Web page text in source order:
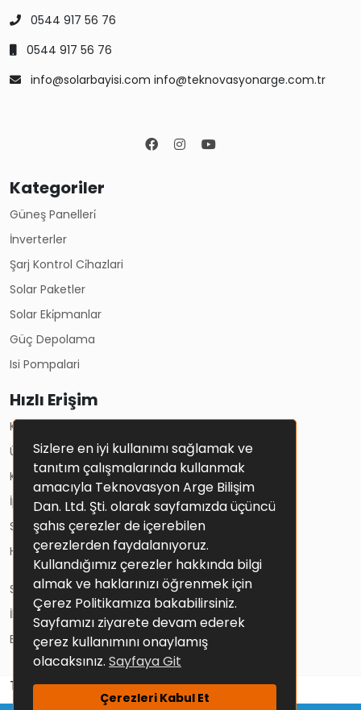
Sizlere en iyi kullanımı sağlamak ve
tanıtım çalışmalarında kullanmak
amacıyla Teknovasyon Arge Bilişim
Dan. Ltd. Şti. olarak sayfamızda üçüncü
şahıs çerezler de içerebilen
çerezlerden faydalanıyoruz.
Kullandığımız çerezler hakkında bilgi
almak ve haklarınızı öğrenmek için
Çerez Politikamıza bakabilirsiniz.
Sayfamızı ziyarete devam ederek
çerez kullanımını onaylamış
olacaksınız. Sayfaya Git
Çerezleri Kabul Et
0544 917 56 76
0544 917 56 76
info@solarbayisi.com info@teknovasyonarge.com.tr
Kategoriler
Güneş Panelleri̇
İnverterler
Şarj Kontrol Ci̇hazlari
Solar Paketler
Solar Eki̇pmanlar
Güç Depolama
Isi Pompalari
Hızlı Erişim
Kullanım Koşulları
Üyelik Sözleşmesi
Kişisel Verilerin Korunması Ve Gizlilik Politikası
İptal Ve İade Şartları
Solar Sistemler
Hesap Bilgileri
Sepetim
İletişim
Blog
Tüm Hakları Saklıdır.